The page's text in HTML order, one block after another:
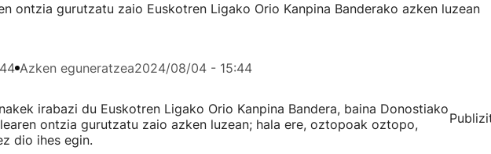
ontzia gurutzatu zaio Euskotren Ligako Orio Kanpina Banderako azken luzean
Azken eguneratzea2024/08/04 - 15:44
irabazi du Euskotren Ligako Orio Kanpina Bandera, baina Donostiako
ontzia gurutzatu zaio azken luzean; hala ere, oztopoak oztopo,
dio ihes egin.